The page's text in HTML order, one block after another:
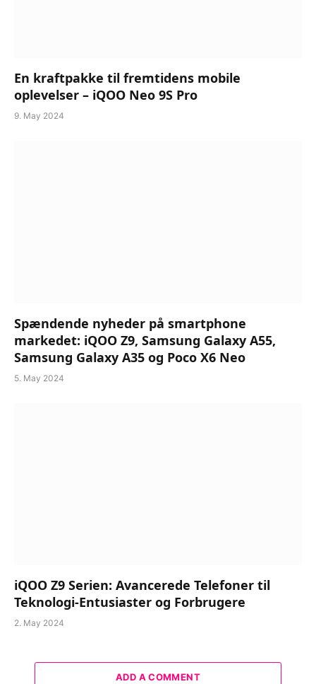
En kraftpakke til fremtidens mobile
oplevelser – iQOO Neo 9S Pro
9. May 2024
Spændende nyheder på smartphone
markedet: iQOO Z9, Samsung Galaxy A55,
Samsung Galaxy A35 og Poco X6 Neo
5. May 2024
iQOO Z9 Serien: Avancerede Telefoner til
Teknologi-Entusiaster og Forbrugere
2. May 2024
ADD A COMMENT